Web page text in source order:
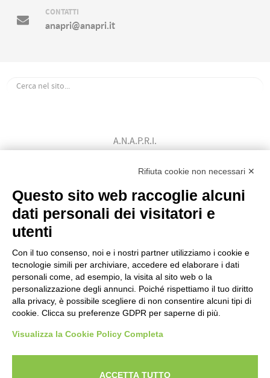
CONTATTI
anapri@anapri.it
A.N.A.P.R.I.
Bovini di Razza Pezzata Rossa Italiana
Codice Fiscale: 80009310303
Powered byANAPRI Webmaster
Rifiuta cookie non necessari ✕
Questo sito web raccoglie alcuni
dati personali dei visitatori e
utenti
Con il tuo consenso, noi e i nostri partner utilizziamo i cookie e
tecnologie simili per archiviare, accedere ed elaborare i dati
personali come, ad esempio, la visita al sito web o la
personalizzazione degli annunci. Poiché rispettiamo il tuo diritto
alla privacy, è possibile scegliere di non consentire alcuni tipi di
cookie. Clicca su preferenze GDPR per saperne di più.
Visualizza la Cookie Policy Completa
ACCETTA TUTTO